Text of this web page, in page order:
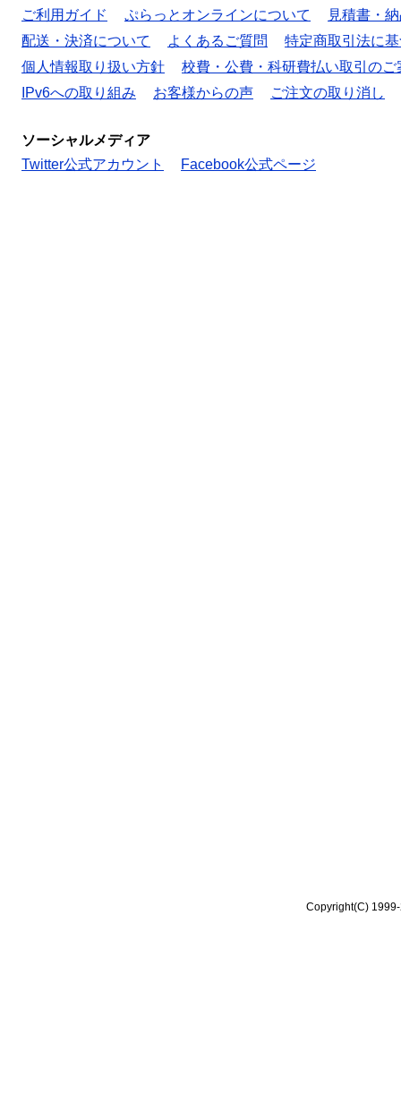
ご利用ガイド ぷらっとオンラインについて
見積書・
配送・決済について
よくあるご質問
特定商取引法に
個人情報取り扱い方針
校費・公費・科研費払い取引のご
IPv6への取り組み
お客様からの声 ご注文の取り消し
ソーシャルメディア
Twitter公式アカウント
Facebook公式ページ
Copyright(C)